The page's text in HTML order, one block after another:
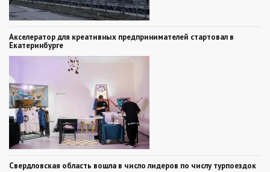
Акселератор для креативных предпринимателей стартовал в
Екатеринбурге
Свердловская область вошла в число лидеров по числу турпоездок